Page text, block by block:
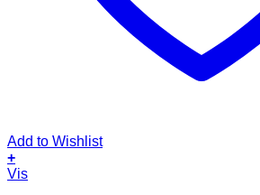
Add to Wishlist
+
Dette
Vis